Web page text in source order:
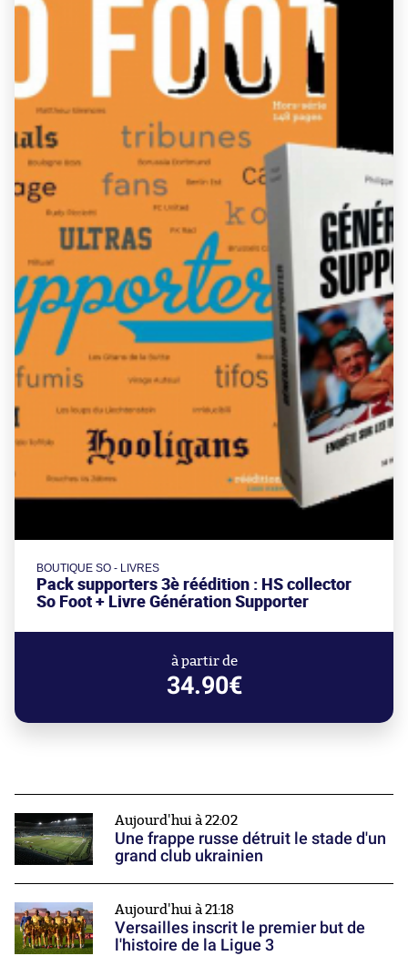
BOUTIQUE SO - LIVRES
Pack supporters 3è réédition : HS collector
So Foot + Livre Génération Supporter
à partir de
34.90€
Aujourd'hui à 22:02
Une frappe russe détruit le stade d'un
grand club ukrainien
Aujourd'hui à 21:18
Versailles inscrit le premier but de
l'histoire de la Ligue 3